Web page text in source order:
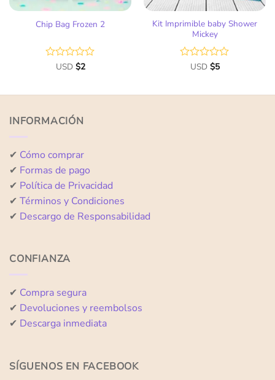
Chip Bag Frozen 2
Valorado
de
USD $2
Kit Imprimible baby Shower
Mickey
Valorado
de
USD $5
INFORMACIÓN
✔ Cómo comprar
✔ Formas de pago
✔ Política de Privacidad
✔ Términos y Condiciones
✔ Descargo de Responsabilidad
CONFIANZA
✔ Compra segura
✔ Devoluciones y reembolsos
✔ Descarga inmediata
SÍGUENOS EN FACEBOOK